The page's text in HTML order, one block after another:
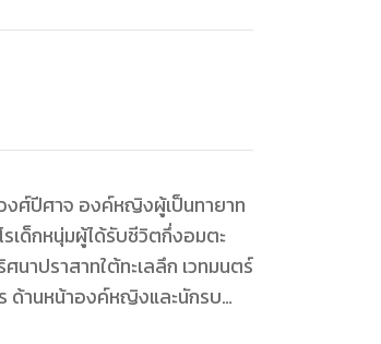
งศ์ปีศาจ องค์หญิงผู้เป็นทายาท
เด็กหนุ่มผู้ได้รับชีวิตกึ่งอมตะ
าปราสาทใต้ทะเลลึก เวทมนตร์
ด้านหน้าองค์หญิงและนักรบ